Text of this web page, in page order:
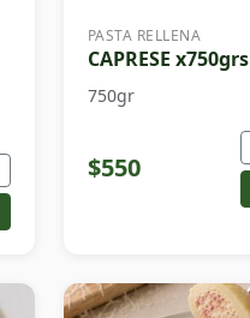
PASTA RELLENA
CAPRESE x750grs
750gr
$550